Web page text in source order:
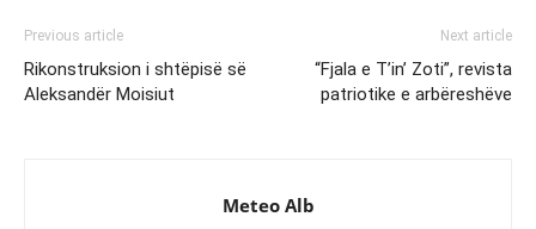
Previous article
Rikonstruksion i shtëpisë së
Aleksandër Moisiut
Next article
“Fjala e T’in’ Zoti”, revista
patriotike e arbëreshëve
Meteo Alb